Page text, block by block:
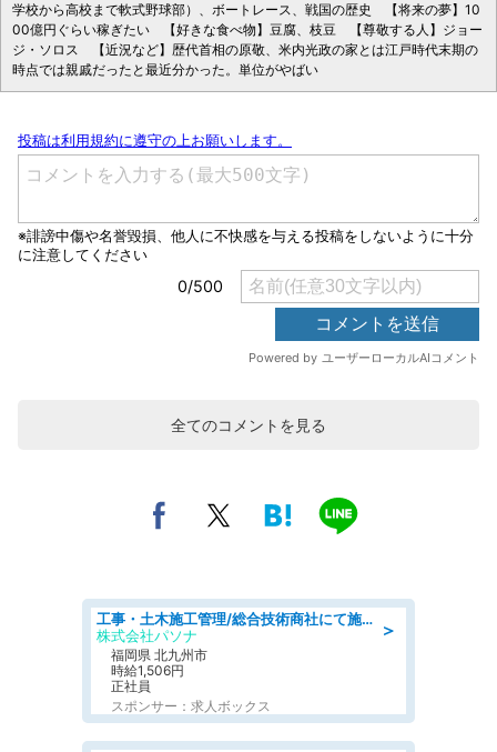
学校から高校まで軟式野球部）、ボートレース、戦国の歴史 【将来の夢】10
00億円ぐらい稼ぎたい 【好きな食べ物】豆腐、枝豆 【尊敬する人】ジョー
ジ・ソロス 【近況など】歴代首相の原敬、米内光政の家とは江戸時代末期の
時点では親戚だったと最近分かった。単位がやばい
全てのコメントを見る
＞
工事・土木施工管理/総合技術商社にて施工管理のお仕事/即日勤務可/車通勤可/工事・土木施工管理/生産・品質管理
株式会社パソナ
福岡県 北九州市
時給1,506円
正社員
スポンサー：求人ボックス